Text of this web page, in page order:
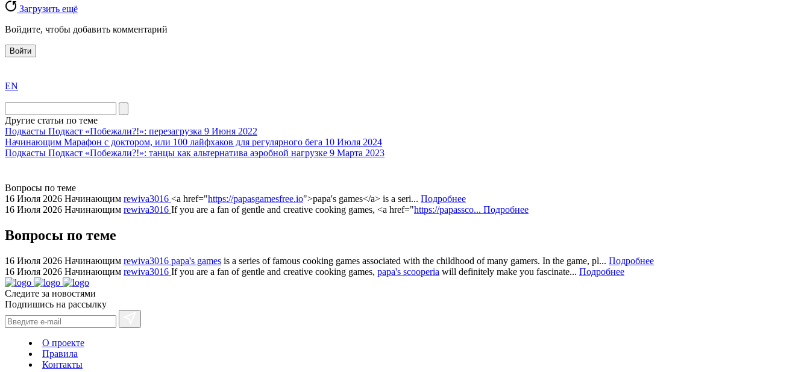
Загрузить ещё
Войдите, чтобы добавить комментарий
Войти
the
division
agent
watch
replica
showcases
swiss
replica
watches
+maserati
online
for
cheap
sale.
https://ylfactoryrolex.com/
hilarity
exceptional
method.
www.yvessaintlaurent.to
EN
Другие статьи по теме
Подкасты Подкаст «Побежали?!»: перезагрузка 9 Июня 2022
Начинающим Марафон с доктором, или 100 лайфхаков для регулярного бега 10 Июля 2024
Подкасты Подкаст «Побежали?!»: танцы как альтернатива аэробной нагрузке 9 Марта 2023
Вопросы по теме
16 Июля 2026 Начинающим rewiva3016 <a href="https://papasgamesfree.io">papa's games</a> is a seri... Подробнее
16 Июля 2026 Начинающим rewiva3016 If you are a fan of gentle and creative cooking games, <a href="https://papassco... Подробнее
Вопросы по теме
16 Июля 2026 Начинающим rewiva3016 papa's games is a series of famous cooking games associated with the childhood of many gamers. In the game, pl... Подробнее
16 Июля 2026 Начинающим rewiva3016 If you are a fan of gentle and creative cooking games, papa's scooperia will definitely make you fascinate... Подробнее
Следите за новостями
Подпишись на рассылку
О проекте
Правила
Контакты